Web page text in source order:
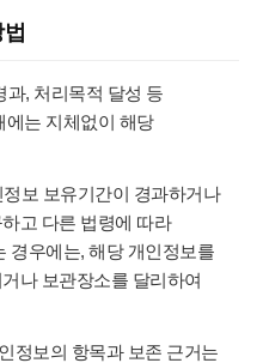
과, 처리목적 달성 등
에는 지체없이 해당
보 보유기간이 경과하거나
고 다른 법령에 따라
경우에는, 해당 개인정보를
나 보관장소를 달리하여
정보의 항목과 보존 근거는